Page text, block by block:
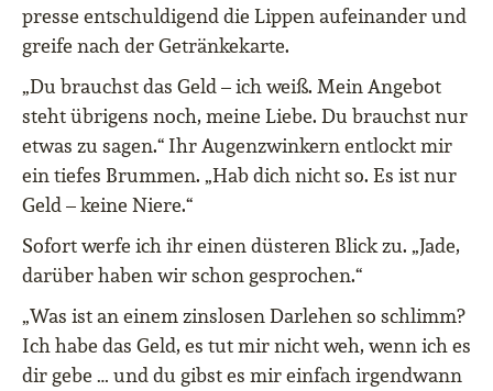
presse entschuldigend die Lippen aufeinander und
greife nach der Getränkekarte.
„Du brauchst das Geld – ich weiß. Mein Angebot
steht übrigens noch, meine Liebe. Du brauchst nur
etwas zu sagen.“ Ihr Augenzwinkern entlockt mir
ein tiefes Brummen. „Hab dich nicht so. Es ist nur
Geld – keine Niere.“
Sofort werfe ich ihr einen düsteren Blick zu. „Jade,
darüber haben wir schon gesprochen.“
„Was ist an einem zinslosen Darlehen so schlimm?
Ich habe das Geld, es tut mir nicht weh, wenn ich es
dir gebe … und du gibst es mir einfach irgendwann